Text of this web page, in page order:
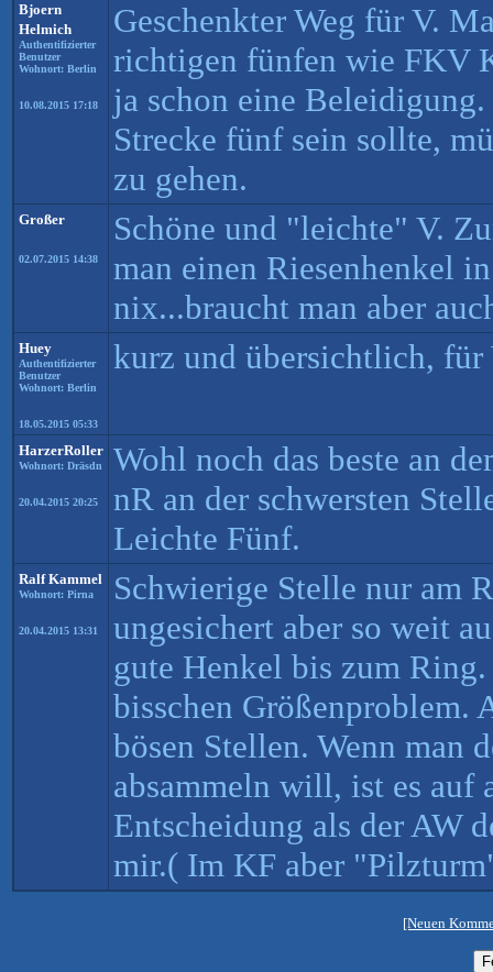
Bjoern
Helmich
Authentifizierter
Benutzer
Wohnort: Berlin
10.08.2015 17:18
Geschenkter Weg für V.
richtigen fünfen wie FKV
ja schon eine Beleidigung.
Strecke fünf sein sollte,
zu gehen.
Großer
02.07.2015 14:38
Schöne und "leichte" V.
man einen Riesenhenkel
nix...braucht man aber
Huey
Authentifizierter
Benutzer
Wohnort: Berlin
18.05.2015 05:33
kurz und übersichtlich,
HarzerRoller
Wohnort: Dräsdn
20.04.2015 20:25
Wohl noch das beste an
nR an der schwersten
Leichte Fünf.
Ralf Kammel
Wohnort: Pirna
20.04.2015 13:31
Schwierige Stelle nur am
ungesichert aber so weit
gute Henkel bis zum
bisschen Größenproblem.
bösen Stellen. Wenn man
absammeln will, ist es auf
Entscheidung als der AW
mir.( Im KF aber
[Neuen